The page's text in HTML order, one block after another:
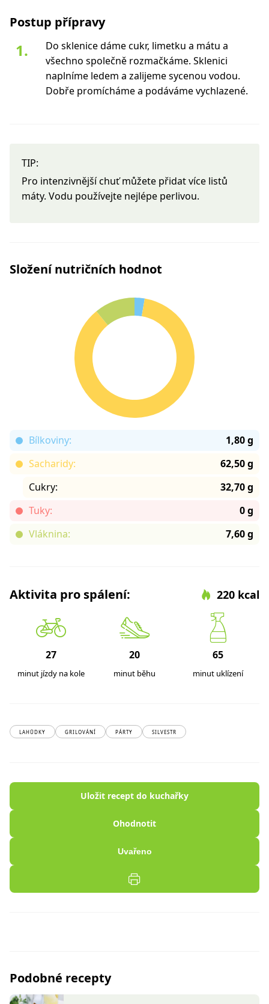
Postup přípravy
Do sklenice dáme cukr, limetku a mátu a
všechno společně rozmačkáme. Sklenici
naplníme ledem a zalijeme sycenou vodou.
Dobře promícháme a podáváme vychlazené.
TIP:
Pro intenzivnější chuť můžete přidat více listů
máty. Vodu používejte nejlépe perlivou.
Složení nutričních hodnot
Bílkoviny:
1,80 g
Sacharidy:
62,50 g
Cukry:
32,70 g
Tuky:
0 g
Vláknina:
7,60 g
Aktivita pro spálení: 220 kcal
27
minut jízdy na kole
20
minut běhu
65
minut uklízení
LAHŮDKY GRILOVÁNÍ PÁRTY SILVESTR
Uložit recept do kuchařky
Ohodnotit
Uvařeno
Podobné recepty